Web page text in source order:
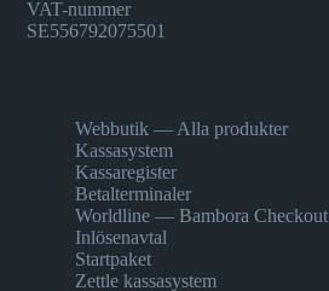
VAT-nummer
SE556792075501
Webbutik — Alla produkter
Kassasystem
Kassaregister
Betalterminaler
Worldline — Bambora Checkout
Inlösenavtal
Startpaket
Zettle kassasystem